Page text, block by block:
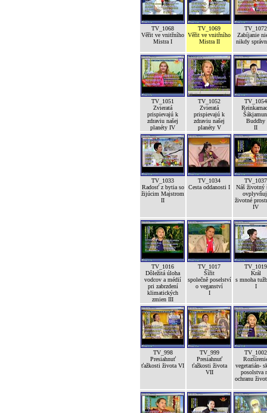
TV_1068
Věřit ve vnitřního
Mistra I
TV_1069
Věřit ve vnitřního
Mistra II
TV_1072
Zabíjanie
nikdy
TV_1051
Zvieratá
prispievajú k
zdraviu našej
planéty IV
TV_1052
Zvieratá
prispievajú k
zdraviu našej
planéty V
TV_1054
Buddhy
II
TV_1033
Radosť z bytia so
žijúcim Majstrom
II
TV_1034
Cesta oddanosti I
TV_1037
Náš životný
životné
IV
TV_1016
Dôležitá úloha
vodcov a médií
pri zabrzdení
klimatických
zmien III
TV_1017
Šířit
společně poselství
o veganství
I
TV_1019
Král
s mnoha
I
TV_998
Presiahnuť
ťažkosti života VI
TV_999
Presiahnuť
ťažkosti života
VII
TV_1002
vegetarián-
posolstva
ochranu